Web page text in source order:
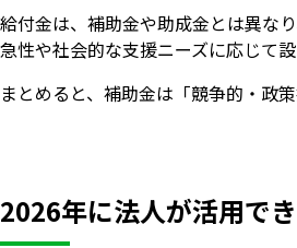
給付金は、補助金や助成金とは異な
急性や社会的な支援ニーズに応じて
まとめると、補助金は「競争的・政
2026年に法人が活用で